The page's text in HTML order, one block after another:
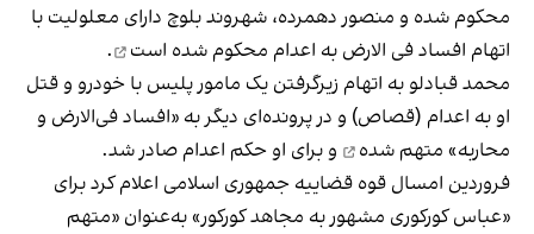
محکوم شده و منصور دهمرده، شهروند بلوچ دارای معلولیت با
اتهام افساد فی الارض به اعدام محکوم شده است
.
محمد قبادلو به اتهام زیرگرفتن یک مامور پلیس با خودرو و قتل
او به اعدام (قصاص) و در پرونده‌ای دیگر به «افساد فی‌الارض و
محاربه» متهم شده
و برای او حکم اعدام صادر شد.
فروردین امسال قوه قضاییه جمهوری اسلامی اعلام کرد برای
«عباس کورکوری مشهور به مجاهد کورکور» به‌عنوان «متهم